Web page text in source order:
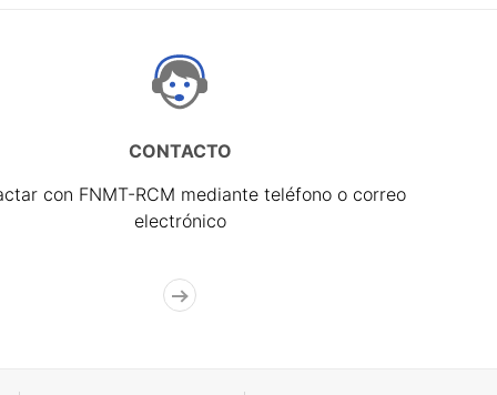
CONTACTO
con FNMT-RCM mediante teléfono o correo
electrónico